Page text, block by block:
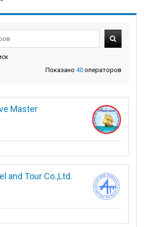
Показано 40 операторов
Master
and Tour Co.,Ltd.